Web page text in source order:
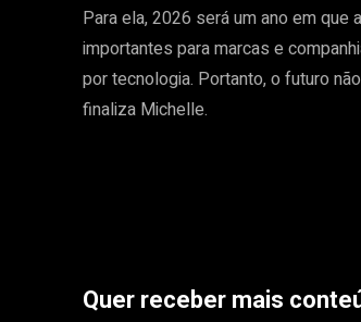
Para ela, 2026 será um ano em
importantes para marcas e
por tecnologia. Portanto, o futuro
finaliza Michelle.
Quer receber mais